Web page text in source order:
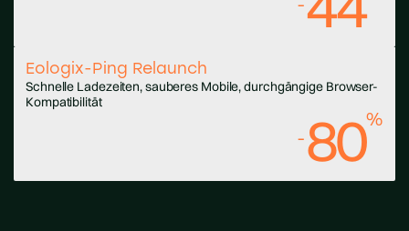
-
Eologix-Ping Relaunch
Schnelle Ladezeiten, sauberes Mobile, durchgängige Browser-
Kompatibilität
- 80%